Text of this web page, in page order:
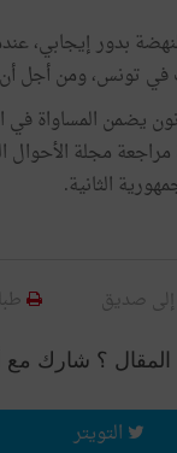
بدور إيجابي،
ومن أجل أن
المساواة في
مجلة
الثانية.
صديق
؟ شارك مع
التويتر